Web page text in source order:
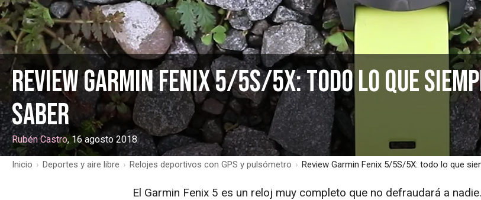
Review Garmin Fenix 5/5S/5X: todo lo que
saber
Rubén Castro, 16 agosto 2018
Inicio › Deportes y aire libre › Relojes deportivos con GPS y pulsómetro › Review Garmin Fenix 5/5S/5X: todo lo que
El Garmin Fenix 5 es un reloj muy completo que no defraudará a